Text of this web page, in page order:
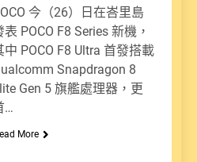
今（26）日在峇里島
表 POCO F8 Series 新機，
中 POCO F8 Ultra 首發搭載
Snapdragon 8
Gen 5 旗艦處理器，更
…
More